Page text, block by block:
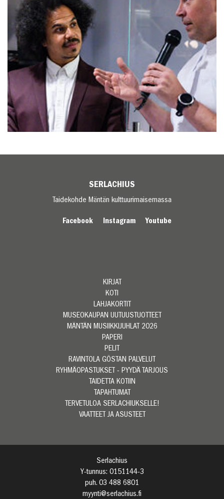
SERLACHIUS
Taidekohde Mäntän kulttuurimaisemassa
Facebook Instagram Youtube
KIRJAT
KOTI
LAHJAKORTIT
MUSEOKAUPAN UUTUUSTUOTTEET
MÄNTÄN MUSIIKKIJUHLAT 2026
PAPERI
PELIT
RAVINTOLA GÖSTAN PALVELUT
RYHMÄOPASTUKSET - PYYDÄ TARJOUS
TAIDETTA KOTIIN
TAPAHTUMAT
TERVETULOA SERLACHIUKSELLE!
VAATTEET JA ASUSTEET
Serlachius
Y-tunnus: 0151144-3
puh. 03 488 6801
myynti@serlachius.fi